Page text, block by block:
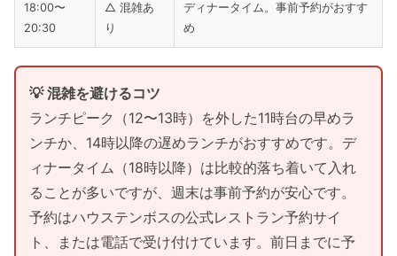
18:00〜
20:30
△ 混雑あ
り
ディナータイム。事前予約がおすす
め
💡 混雑を避けるコツ
ランチピーク（12〜13時）を外した11時台の早めラ
ンチか、14時以降の遅めランチがおすすめです。デ
ィナータイム（18時以降）は比較的落ち着いて入れ
ることが多いですが、週末は事前予約が安心です。
予約はハウステンボスの公式レストラン予約サイ
ト、または電話で受け付けています。前日までに予